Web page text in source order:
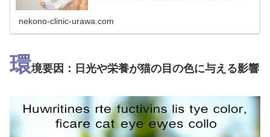
nekono-clinic-urawa.com
環境要因：日光や栄養が猫の目の色に与える影響